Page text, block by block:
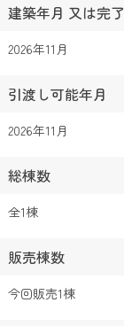
建築年月 又は完
2026年11月
引渡し可能年月
2026年11月
総棟数
全1棟
販売棟数
今回販売1棟